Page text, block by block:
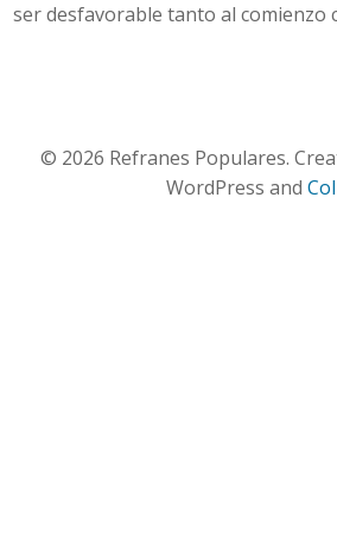
ser desfavorable tanto al comienzo
© 2026 Refranes Populares.
WordPress and